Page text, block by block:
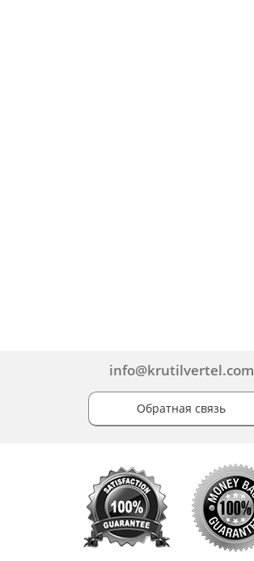
info@krutilvertel.com
Обратная связь